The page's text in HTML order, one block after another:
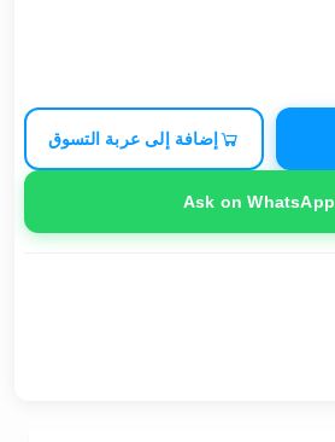
إضافة إلى عربة التسوق
Ask on WhatsApp